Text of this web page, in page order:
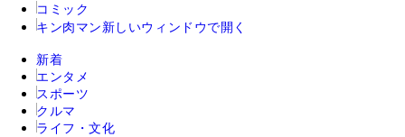
コミック
キン肉マン 新しいウィンドウで開く
新着
エンタメ
スポーツ
クルマ
ライフ・文化